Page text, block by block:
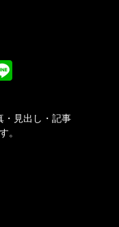
・見出し・記事
。